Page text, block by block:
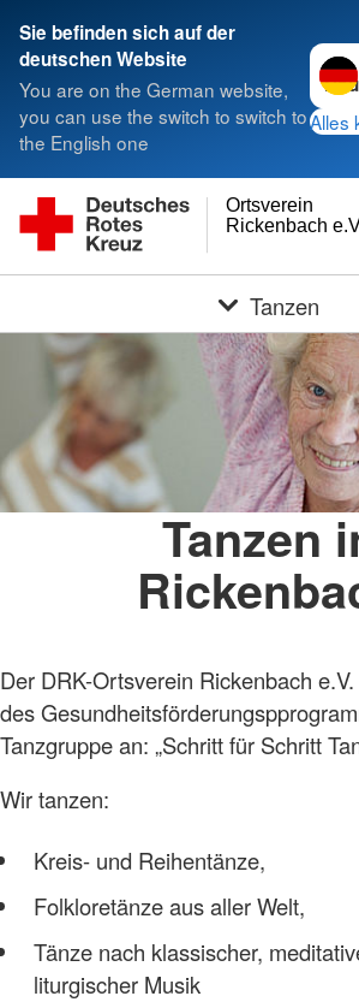
Sie befinden sich auf der
deutschen Website
You are on the German website,
you can use the switch to switch to
the English one
Alles
Rickenbach
Ortsverein
Tanzen
Tanzen
Der DRK-Ortsverein Rickenbach
des
Tanzgruppe an: „Schritt für Schritt
Wir tanzen:
Kreis- und Reihentänze,
Folkloretänze aus aller Welt,
Tänze nach klassischer,
liturgischer Musik